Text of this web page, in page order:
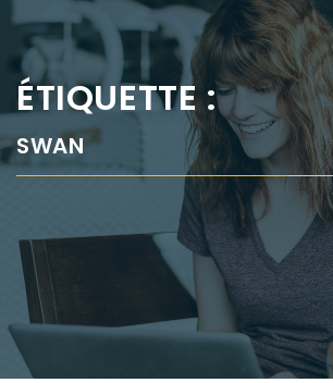
ÉTIQUETTE :
SWAN